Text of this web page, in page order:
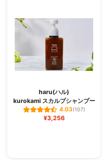
haru(ハル)
kurokami スカルプシャンプー
4.03(107)
¥3,256